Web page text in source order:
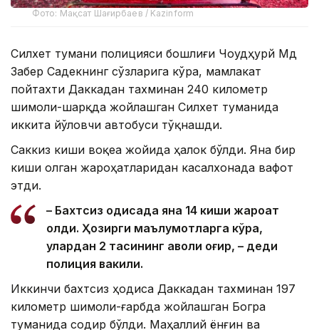
Фото: Мақсат Шағирбаев / Kazinform
Силхет тумани полицияси бошлиғи Чоудҳурй Мд
Забер Садекнинг сўзларига кўра, мамлакат
пойтахти Даккадан тахминан 240 километр
шимоли-шарқда жойлашган Силхет туманида
иккита йўловчи автобуси тўқнашди.
Саккиз киши воқеа жойида ҳалок бўлди. Яна бир
киши олган жароҳатларидан касалхонада вафот
этди.
– Бахтсиз ҳодисада яна 14 киши жароҳат
олди. Ҳозирги маълумотларга кўра,
улардан 2 тасининг аҳволи оғир, – деди
полиция вакили.
Иккинчи бахтсиз ҳодиса Даккадан тахминан 197
километр шимоли-ғарбда жойлашган Богра
туманида содир бўлди. Маҳаллий ёнғин ва